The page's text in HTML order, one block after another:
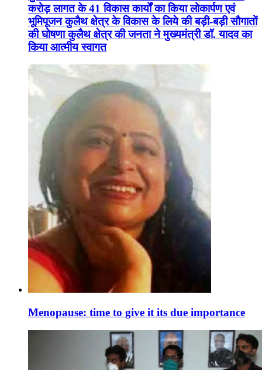
करोड़ लागत के 41 विकास कार्यों का किया लोकार्पण एवं
भूमिपूजन कुलैथ क्षेत्र के विकास के लिये की बड़ी-बड़ी सौगातों
की घोषणा कुलैथ क्षेत्र की जनता ने मुख्यमंत्री डॉ. यादव का
किया आत्मीय स्वागत
Menopause: time to give it its due importance